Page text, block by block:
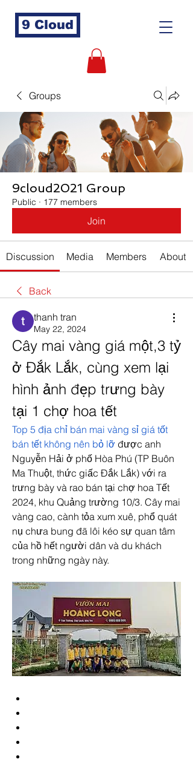
9 Cloud
Groups
9cloud2021 Group
Public · 177 members
Join
Discussion Media Members About
Back
thanh tran
May 22, 2024
Cây mai vàng giá một,3 tỷ
ở Đắk Lắk, cùng xem lại
hình ảnh đẹp trưng bày
tại 1 chợ hoa tết
Top 5 địa chỉ bán mai vàng sỉ giá tốt
bán tết không nên bỏ lỡ được anh
Nguyễn Hải ở phố Hòa Phú (TP Buôn
Ma Thuột, thức giấc Đắk Lắk) với ra
trưng bày và rao bán tại chợ hoa Tết
2024, khu Quảng trường 10/3. Cây mai
vàng cao, cành tỏa xum xuê, phổ quát
nụ chưa bung đã lôi kéo sự quan tâm
của hồ hết người dân và du khách
trong những ngày này.